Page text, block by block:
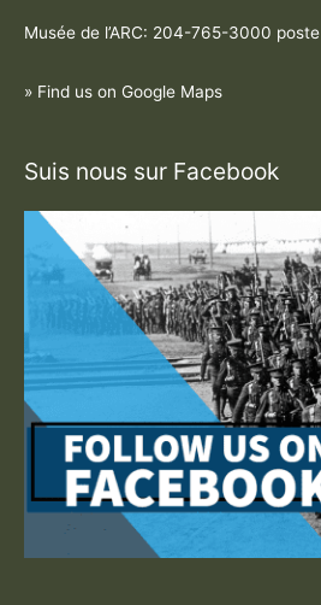
Musée de l’ARC: 204-765-3000 poste
» Find us on Google Maps
Suis nous sur Facebook